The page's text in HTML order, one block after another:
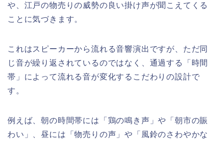
や、江戸の物売りの威勢の良い掛け声が聞こえてくる
ことに気づきます。
これはスピーカーから流れる音響演出ですが、ただ同
じ音が繰り返されているのではなく、通過する「時間
帯」によって流れる音が変化するこだわりの設計で
す。
例えば、朝の時間帯には「鶏の鳴き声」や「朝市の賑
わい」、昼には「物売りの声」や「風鈴のさわやかな